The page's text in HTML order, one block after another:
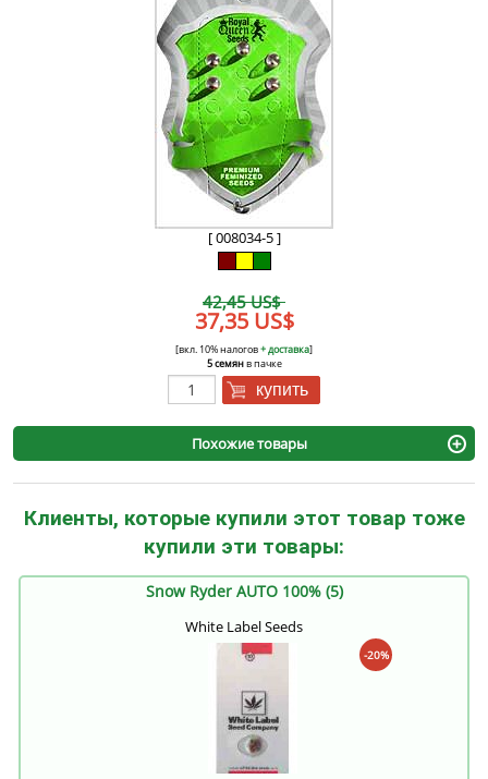
[ 008034-5 ]
42,45 US$
37,35 US$
[вкл. 10% налогов+ доставка]
5 семянв пачке
купить
Похожие товары
Клиенты, которые купили этот товар тоже
купили эти товары:
Snow Ryder AUTO 100% (5)
White Label Seeds
-20%